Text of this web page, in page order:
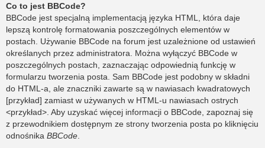
Co to jest BBCode?
BBCode jest specjalną implementacją języka HTML, która daje
lepszą kontrolę formatowania poszczególnych elementów w
postach. Używanie BBCode na forum jest uzależnione od ustawień
określanych przez administratora. Można wyłączyć BBCode w
poszczególnych postach, zaznaczając odpowiednią funkcję w
formularzu tworzenia posta. Sam BBCode jest podobny w składni
do HTML-a, ale znaczniki zawarte są w nawiasach kwadratowych
[przykład] zamiast w używanych w HTML-u nawiasach ostrych
<przykład>. Aby uzyskać więcej informacji o BBCode, zapoznaj się
z przewodnikiem dostępnym ze strony tworzenia posta po kliknięciu
odnośnika BBCode